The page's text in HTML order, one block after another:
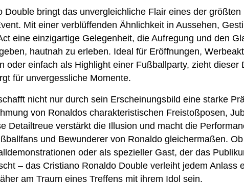
Double bringt das unvergleichliche Flair eines der
Mit einer verblüffenden Ähnlichkeit in Aussehen,
eine einzigartige Gelegenheit, die Aufregung und den
hautnah zu erleben. Ideal für Eröffnungen,
oder einfach als Highlight einer Fußballparty, zieht dieser
für unvergessliche Momente.
nicht nur durch sein Erscheinungsbild eine starke
von Ronaldos charakteristischen Freistoßposen,
Detailtreue verstärkt die Illusion und macht die
und Bewunderer von Ronaldo gleichermaßen.
oder als spezieller Gast, der das
– das Cristiano Ronaldo Double verleiht jedem Anlass
am Traum eines Treffens mit ihrem Idol sein.